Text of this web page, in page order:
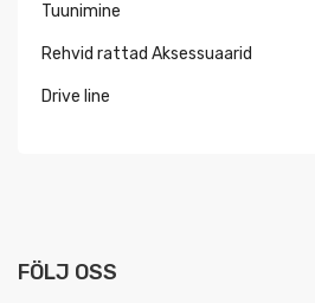
Tuunimine
Rehvid rattad Aksessuaarid
Drive line
FÖLJ OSS